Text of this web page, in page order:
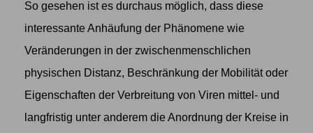
So gesehen ist es durchaus möglich, dass diese
interessante Anhäufung der Phänomene wie
Veränderungen in der zwischenmenschlichen
physischen Distanz, Beschränkung der Mobilität oder
Eigenschaften der Verbreitung von Viren mittel- und
langfristig unter anderem die Anordnung der Kreise in